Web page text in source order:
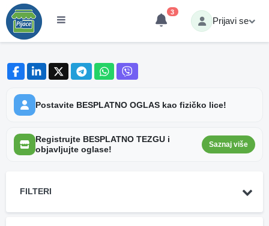
3
Prijavi se
Postavite BESPLATNO OGLAS kao fizičko lice!
Registrujte BESPLATNO TEZGU i
objavljujte oglase!
Saznaj više
FILTERI